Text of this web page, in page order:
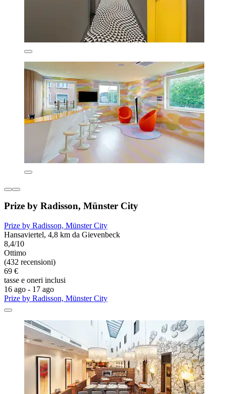
Prize by Radisson, Münster City
Prize by Radisson, Münster City
Hansaviertel, 4,8 km da Gievenbeck
8,4/10
Ottimo
(432 recensioni)
69 €
tasse e oneri inclusi
16 ago - 17 ago
Prize by Radisson, Münster City